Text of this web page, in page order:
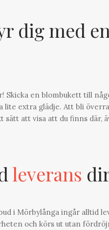
dig med
Skicka en blombukett till
lite extra glädje. Att bli
sätt att visa att du finns
leverans
i Mörbylånga ingår alltid
och körs ut utan